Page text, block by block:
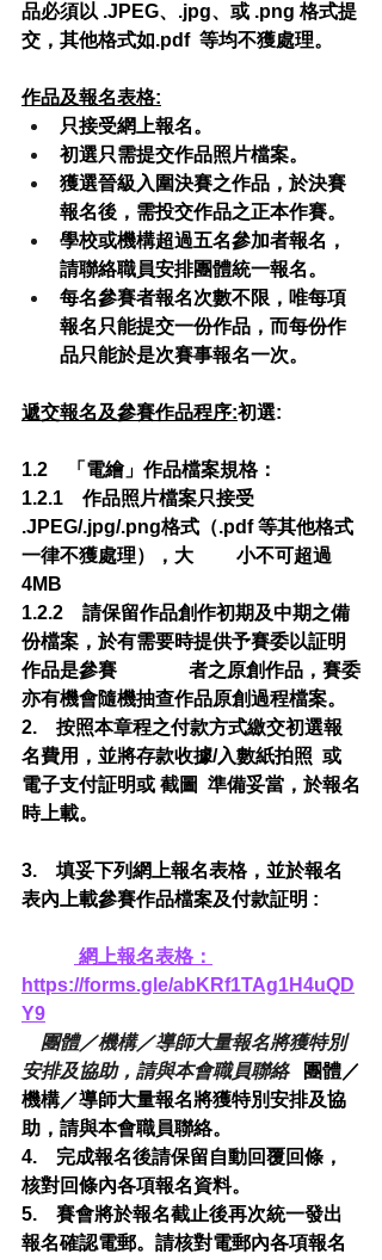
品必須以 .JPEG、.jpg、或 .png 格式提
交，其他格式如.pdf  等均不獲處理。
作品及報名表格:
只接受網上報名。
初選只需提交作品照片檔案。
獲選晉級入圍決賽之作品，於決賽
報名後，需投交作品之正本作賽。
學校或機構超過五名參加者報名，
請聯絡職員安排團體統一報名。
每名參賽者報名次數不限，唯每項
報名只能提交一份作品，而每份作
品只能於是次賽事報名一次。
遞交報名及參賽作品程序:初選:
1.2    「電繪」作品檔案規格：
1.2.1    作品照片檔案只接受
.JPEG/.jpg/.png格式（.pdf 等其他格式
一律不獲處理），大         小不可超過
4MB
1.2.2    請保留作品創作初期及中期之備
份檔案，於有需要時提供予賽委以証明
作品是參賽               者之原創作品，賽委
亦有機會隨機抽查作品原創過程檔案。
2.    按照本章程之付款方式繳交初選報
名費用，並將存款收據/入數紙拍照  或
電子支付証明或 截圖  準備妥當，於報名
時上載。
3.    填妥下列網上報名表格，並於報名
表內上載參賽作品檔案及付款証明 :
網上報名表格：
https://forms.gle/abKRf1TAg1H4uQD
Y9
團體／機構／導師大量報名將獲特別
安排及協助，請與本會職員聯絡
團體／
機構／導師大量報名將獲特別安排及協
助，請與本會職員聯絡。
4.    完成報名後請保留自動回覆回條，
核對回條內各項報名資料。
5.    賽會將於報名截止後再次統一發出
報名確認電郵。請核對電郵內各項報名